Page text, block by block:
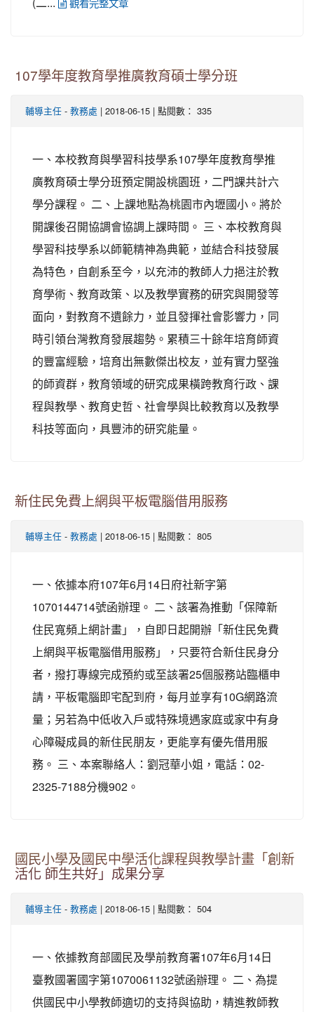
觀看完整文章
107學年度教育學推廣教育碩士學分班
輔導主任 - 教務處 | 2018-06-15 | 點閱數： 335
一、本校教育與學習科技學系107學年度教育學推
廣教育碩士學分班預定開設桃園班，二門課共計六
學分課程。 二、上課地點為桃園市內壢國小。將於
開課後召開協調會協調上課時間。 三、本校教育與
學習科技學系以師範精神為典範，並結合科技發展
為特色，自創系至今，以充沛的教師人力挹注於教
育學術、教育政策、以及教學實務的研究與開發等
面向，對教育不遺餘力，並且發揮社會影響力，同
時引領台灣教育發展趨勢。累積三十餘年培育師資
的豐富經驗，培育出無數傑出校友，並有實力堅強
的師資群，教育領域的研究成果橫跨教育行政、課
程與教學、教育史哲、社會學與比較教育以及教學
科技等面向，具豐沛的研究能量。
新住民免費上網與平板電腦借用服務
輔導主任 - 教務處 | 2018-06-15 | 點閱數： 805
一、依據本府107年6月14日府社新字第
1070144714號函辦理。 二、該署為推動「保障新
住民寬頻上網計畫」，自即日起開辦「新住民免費
上網與平板電腦借用服務」，只要符合新住民身分
者，撥打專線完成預約或至該署25個服務站臨櫃申
請，平板電腦即宅配到府，每月並享有10G網路流
量；另若為中低收入戶或特殊境遇家庭或家中有身
心障礙成員的新住民朋友，更能享有優先借用服
務。 三、本案聯絡人：劉冠華小姐，電話：02-
2325-7188分機902。
國民小學及國民中學活化課程與教學計畫「創新
活化 師生共好」成果分享
輔導主任 - 教務處 | 2018-06-15 | 點閱數： 504
一、依據教育部國民及學前教育署107年6月14日
臺教國署國字第1070061132號函辦理。 二、為提
供國民中小學教師適切的支持與協助，精進教師教